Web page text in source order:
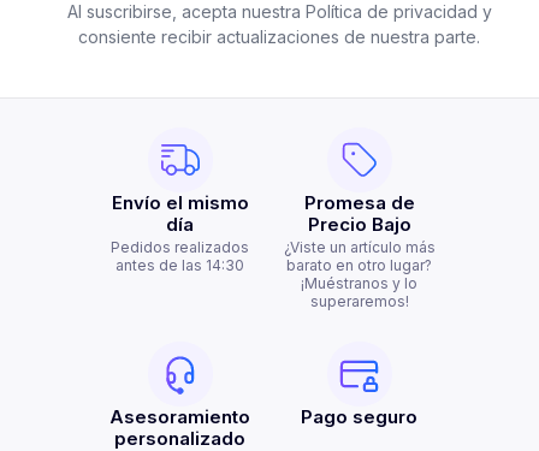
Al suscribirse, acepta nuestra Política de privacidad y
consiente recibir actualizaciones de nuestra parte.
Envío el mismo
día
Pedidos realizados
antes de las 14:30
Promesa de
Precio Bajo
¿Viste un artículo más
barato en otro lugar?
¡Muéstranos y lo
superaremos!
Asesoramiento
personalizado
Pago seguro